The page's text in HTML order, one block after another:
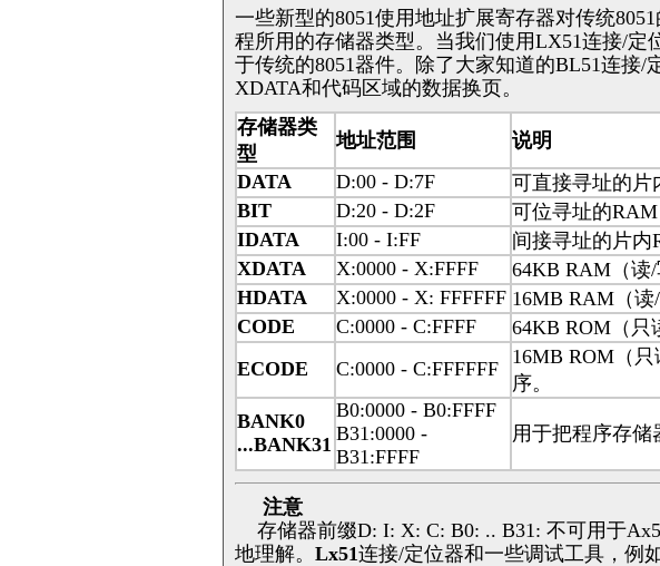
一些新型的8051使用地址扩展寄存器对传统
程所用的存储器类型。当我们使用LX51连接/定
于传统的8051器件。除了大家知道的BL51连接
XDATA和代码区域的数据换页。
存储器类
型
地址范围
说明
DATA
D:00 - D:7F
可直接寻址的片
BIT
D:20 - D:2F
可位寻址的
IDATA
I:00 - I:FF
间接寻址的片内
XDATA
X:0000 - X:FFFF
64KB RAM（读
HDATA
X:0000 - X: FFFFFF 16MB RAM（读
CODE
C:0000 - C:FFFF
64KB ROM（只
ECODE
C:0000 - C:FFFFFF
16MB ROM（
序。
BANK0
...BANK31
B0:0000 - B0:FFFF
B31:0000 -
B31:FFFF
用于把程序存储
注意
存储器前缀D: I: X: C: B0: .. B31: 不可用于
地理解。 Lx51连接/定位器和一些调试工具，例